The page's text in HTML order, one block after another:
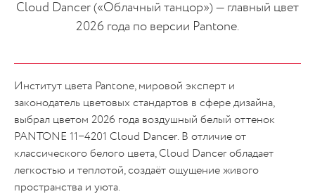
Cloud Dancer («Облачный танцор») — главный цвет
2026 года по версии Pantone.
Институт цвета Pantone, мировой эксперт и
законодатель цветовых стандартов в сфере дизайна,
выбрал цветом 2026 года воздушный белый оттенок
PANTONE 11−4201 Cloud Dancer. В отличие от
классического белого цвета, Cloud Dancer обладает
легкостью и теплотой, создаёт ощущение живого
пространства и уюта.